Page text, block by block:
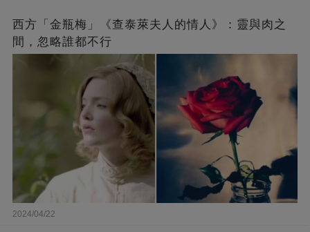
西方「金瓶梅」《查泰萊夫人的情人》：靈與肉之
間，忽略誰都不行
2024/04/22